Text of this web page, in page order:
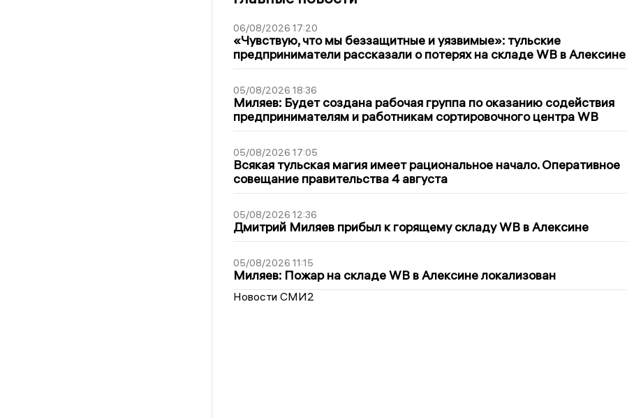
06/08/2026 17:20
«Чувствую, что мы беззащитные и уязвимые»: тульские
предприниматели рассказали о потерях на складе WB в Алексине
05/08/2026 18:36
Миляев: Будет создана рабочая группа по оказанию содействия
предпринимателям и работникам сортировочного центра WB
05/08/2026 17:05
Всякая тульская магия имеет рациональное начало. Оперативное
совещание правительства 4 августа
05/08/2026 12:36
Дмитрий Миляев прибыл к горящему складу WB в Алексине
05/08/2026 11:15
Миляев: Пожар на складе WB в Алексине локализован
Новости СМИ2